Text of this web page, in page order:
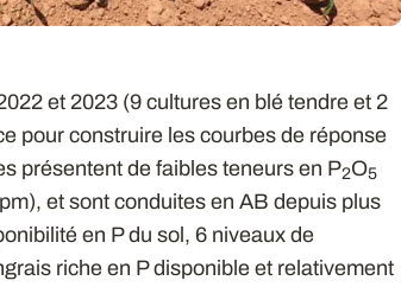
et 2023 (9 cultures en blé tendre et 2
pour construire les courbes de réponse
présentent de faibles teneurs en P2O5
et sont conduites en AB depuis plus
en P du sol, 6 niveaux de
riche en P disponible et relativement